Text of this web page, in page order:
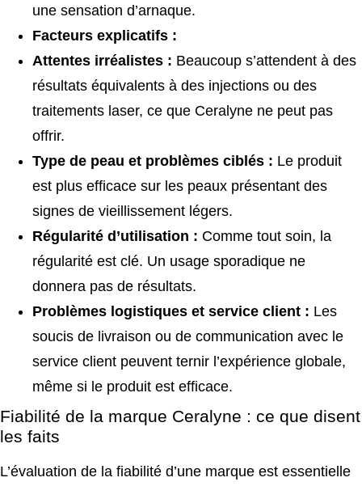
une sensation d’arnaque.
Facteurs explicatifs :
Attentes irréalistes : Beaucoup s’attendent à des
résultats équivalents à des injections ou des
traitements laser, ce que Ceralyne ne peut pas
offrir.
Type de peau et problèmes ciblés : Le produit
est plus efficace sur les peaux présentant des
signes de vieillissement légers.
Régularité d’utilisation : Comme tout soin, la
régularité est clé. Un usage sporadique ne
donnera pas de résultats.
Problèmes logistiques et service client : Les
soucis de livraison ou de communication avec le
service client peuvent ternir l’expérience globale,
même si le produit est efficace.
Fiabilité de la marque Ceralyne : ce que disent
les faits
L’évaluation de la fiabilité d’une marque est essentielle